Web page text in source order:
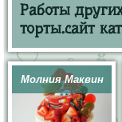
Работы
торты.сайт
Молния Маквин